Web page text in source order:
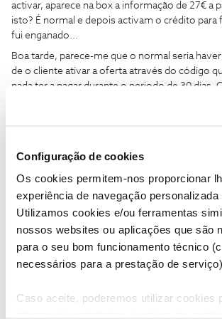
Configuração de cookies
Os cookies permitem-nos proporcionar
experiência de navegação personalizada
Utilizamos cookies e/ou ferramentas
nossos websites ou aplicações que são
para o seu bom funcionamento técnico
necessários para a prestação de
Caso aceite, poderemos utilizar cookies
activar, aparece na box a informação de 27€ a
isto? É normal e depois activam o crédito para
fui enganado...
Boa tarde, parece-me que o normal seria
de o cliente ativar a oferta através do código
nada ter a pagar durante o periodo de 30 dias.
informação disponível, (que eu conheça)
por mensagem privada o seu numero de
cobrado no periodo de 30 dias e de como
desativação dos canais Sport TV antes de
gratuitos.